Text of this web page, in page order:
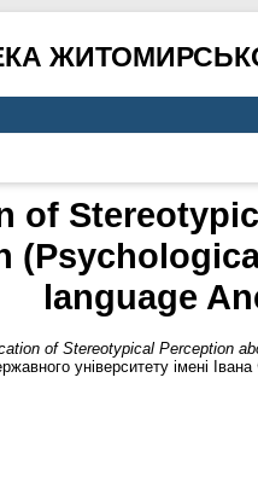
of
language
of Stereotypical Perception
університету імені